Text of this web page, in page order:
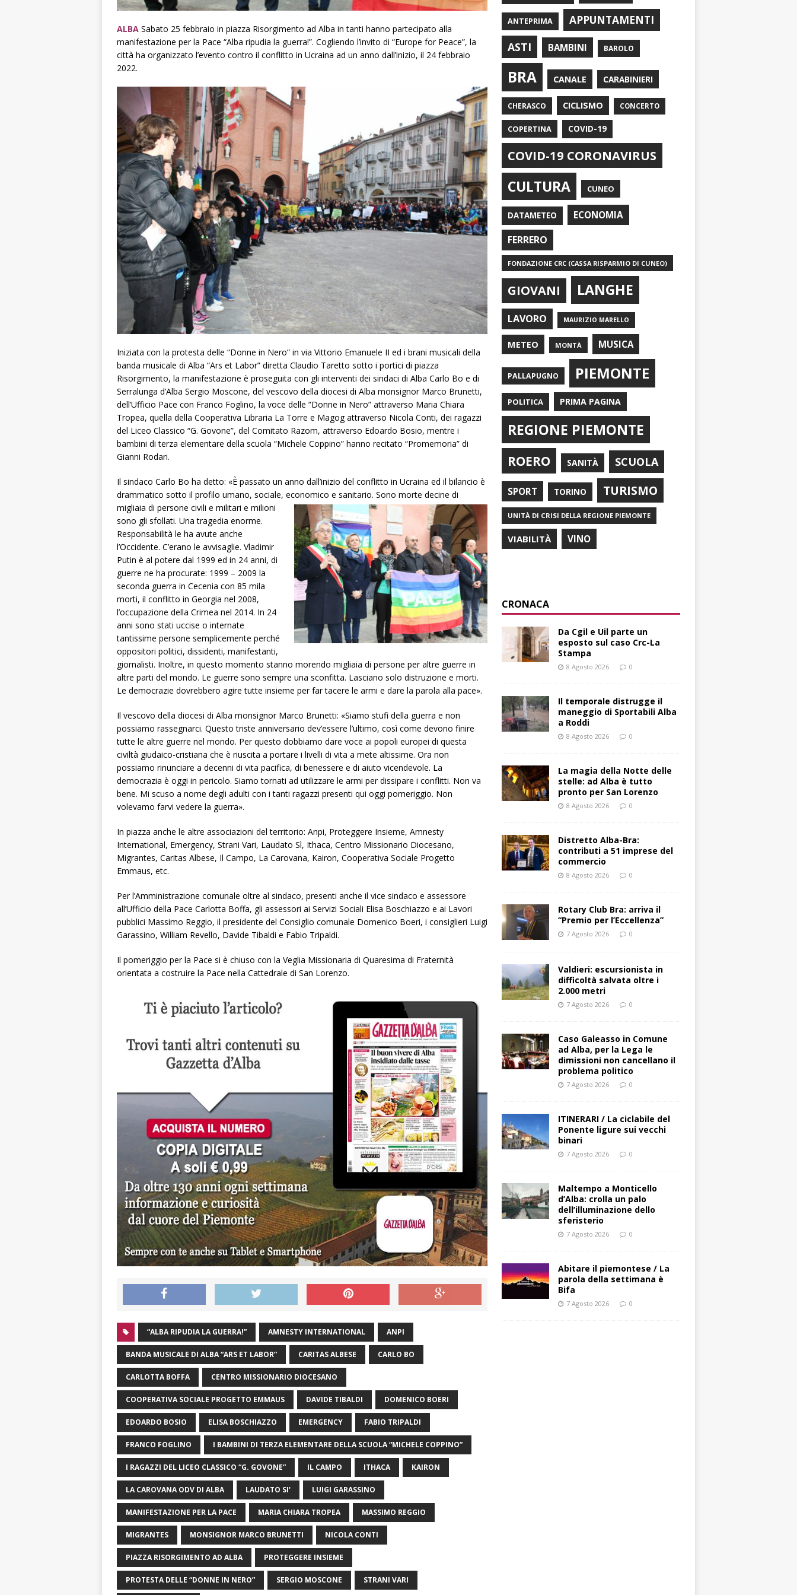
ALBA Sabato 25 febbraio in piazza Risorgimento ad Alba in tanti hanno partecipato alla
manifestazione per la Pace “Alba ripudia la guerra!”. Cogliendo l’invito di “Europe for Peace”, la
città ha organizzato l’evento contro il conflitto in Ucraina ad un anno dall’inizio, il 24 febbraio
2022.
Iniziata con la protesta delle “Donne in Nero” in via Vittorio Emanuele II ed i brani musicali della
banda musicale di Alba “Ars et Labor” diretta Claudio Taretto sotto i portici di piazza
Risorgimento, la manifestazione è proseguita con gli interventi dei sindaci di Alba Carlo Bo e di
Serralunga d’Alba Sergio Moscone, del vescovo della diocesi di Alba monsignor Marco Brunetti,
dell’Ufficio Pace con Franco Foglino, la voce delle ”Donne in Nero” attraverso Maria Chiara
Tropea, quella della Cooperativa Libraria La Torre e Magog attraverso Nicola Conti, dei ragazzi
del Liceo Classico “G. Govone”, del Comitato Razom, attraverso Edoardo Bosio, mentre i
bambini di terza elementare della scuola “Michele Coppino” hanno recitato “Promemoria” di
Gianni Rodari.
Il sindaco Carlo Bo ha detto: «È passato un anno dall’inizio del conflitto in Ucraina ed il bilancio è
drammatico sotto il profilo umano, sociale, economico e sanitario. Sono morte decine di
migliaia di persone civili e militari e milioni
sono gli sfollati. Una tragedia enorme.
Responsabilità le ha avute anche
l’Occidente. C’erano le avvisaglie. Vladimir
Putin è al potere dal 1999 ed in 24 anni, di
guerre ne ha procurate: 1999 – 2009 la
seconda guerra in Cecenia con 85 mila
morti, il conflitto in Georgia nel 2008,
l’occupazione della Crimea nel 2014. In 24
anni sono stati uccise o internate
tantissime persone semplicemente perché
oppositori politici, dissidenti, manifestanti,
giornalisti. Inoltre, in questo momento stanno morendo migliaia di persone per altre guerre in
altre parti del mondo. Le guerre sono sempre una sconfitta. Lasciano solo distruzione e morti.
Le democrazie dovrebbero agire tutte insieme per far tacere le armi e dare la parola alla pace».
Il vescovo della diocesi di Alba monsignor Marco Brunetti: «Siamo stufi della guerra e non
possiamo rassegnarci. Questo triste anniversario dev’essere l’ultimo, così come devono finire
tutte le altre guerre nel mondo. Per questo dobbiamo dare voce ai popoli europei di questa
civiltà giudaico-cristiana che è riuscita a portare i livelli di vita a mete altissime. Ora non
possiamo rinunciare a decenni di vita pacifica, di benessere e di aiuto vicendevole. La
democrazia è oggi in pericolo. Siamo tornati ad utilizzare le armi per dissipare i conflitti. Non va
bene. Mi scuso a nome degli adulti con i tanti ragazzi presenti qui oggi pomeriggio. Non
volevamo farvi vedere la guerra».
In piazza anche le altre associazioni del territorio: Anpi, Proteggere Insieme, Amnesty
International, Emergency, Strani Vari, Laudato Sì, Ithaca, Centro Missionario Diocesano,
Migrantes, Caritas Albese, Il Campo, La Carovana, Kairon, Cooperativa Sociale Progetto
Emmaus, etc.
Per l’Amministrazione comunale oltre al sindaco, presenti anche il vice sindaco e assessore
all’Ufficio della Pace Carlotta Boffa, gli assessori ai Servizi Sociali Elisa Boschiazzo e ai Lavori
pubblici Massimo Reggio, il presidente del Consiglio comunale Domenico Boeri, i consiglieri Luigi
Garassino, William Revello, Davide Tibaldi e Fabio Tripaldi.
Il pomeriggio per la Pace si è chiuso con la Veglia Missionaria di Quaresima di Fraternità
orientata a costruire la Pace nella Cattedrale di San Lorenzo.
“ALBA RIPUDIA LA GUERRA!” AMNESTY INTERNATIONAL ANPI
BANDA MUSICALE DI ALBA “ARS ET LABOR” CARITAS ALBESE CARLO BO
CARLOTTA BOFFA CENTRO MISSIONARIO DIOCESANO
COOPERATIVA SOCIALE PROGETTO EMMAUS DAVIDE TIBALDI DOMENICO BOERI
EDOARDO BOSIO ELISA BOSCHIAZZO EMERGENCY FABIO TRIPALDI
FRANCO FOGLINO I BAMBINI DI TERZA ELEMENTARE DELLA SCUOLA “MICHELE COPPINO”
I RAGAZZI DEL LICEO CLASSICO “G. GOVONE” IL CAMPO ITHACA KAIRON
LA CAROVANA ODV DI ALBA LAUDATO SI' LUIGI GARASSINO
MANIFESTAZIONE PER LA PACE MARIA CHIARA TROPEA MASSIMO REGGIO
MIGRANTES MONSIGNOR MARCO BRUNETTI NICOLA CONTI
PIAZZA RISORGIMENTO AD ALBA PROTEGGERE INSIEME
PROTESTA DELLE “DONNE IN NERO” SERGIO MOSCONE STRANI VARI
ANTEPRIMA
APPUNTAMENTI
ASTI
BAMBINI BAROLO
BRA CANALE CARABINIERI
CHERASCO CICLISMO CONCERTO
COPERTINA COVID-19
COVID-19 CORONAVIRUS
CULTURA CUNEO
DATAMETEO ECONOMIA
FERRERO
FONDAZIONE CRC (CASSA RISPARMIO DI CUNEO)
GIOVANI LANGHE
LAVORO MAURIZIO MARELLO
METEO MONTÀ MUSICA
PALLAPUGNO PIEMONTE
POLITICA PRIMA PAGINA
REGIONE PIEMONTE
ROERO SANITÀ SCUOLA
SPORT TORINO TURISMO
UNITÀ DI CRISI DELLA REGIONE PIEMONTE
VIABILITÀ VINO
CRONACA
Da Cgil e Uil parte un
esposto sul caso Crc-La
Stampa
8 Agosto 2026 0
Il temporale distrugge il
maneggio di Sportabili Alba
a Roddi
8 Agosto 2026 0
La magia della Notte delle
stelle: ad Alba è tutto
pronto per San Lorenzo
8 Agosto 2026 0
Distretto Alba-Bra:
contributi a 51 imprese del
commercio
8 Agosto 2026 0
Rotary Club Bra: arriva il
“Premio per l’Eccellenza”
7 Agosto 2026 0
Valdieri: escursionista in
difficoltà salvata oltre i
2.000 metri
7 Agosto 2026 0
Caso Galeasso in Comune
ad Alba, per la Lega le
dimissioni non cancellano il
problema politico
7 Agosto 2026 0
ITINERARI / La ciclabile del
Ponente ligure sui vecchi
binari
7 Agosto 2026 0
Maltempo a Monticello
d’Alba: crolla un palo
dell’illuminazione dello
sferisterio
7 Agosto 2026 0
Abitare il piemontese / La
parola della settimana è
Bifa
7 Agosto 2026 0